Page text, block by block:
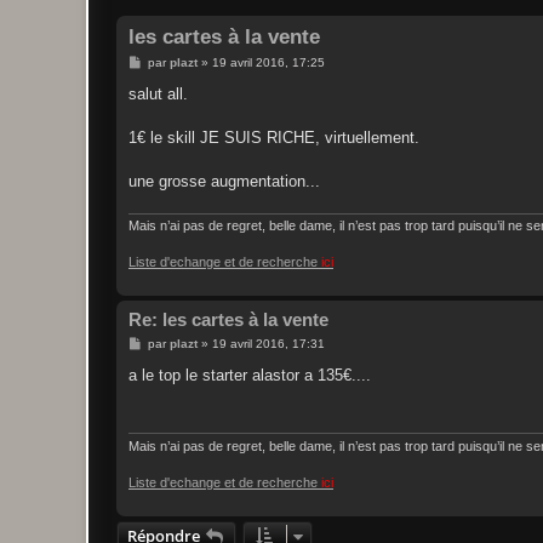
les cartes à la vente
M
s
g
parplazt» 19 avril 2016, 17:25
salut all.
1€ le skill JE SUIS RICHE, virtuellement.
une grosse augmentation...
Mais n’ai pas de regret, belle dame, il n’est pas trop tard puisqu’il ne
Liste d'echange et de recherche ici
Re: les cartes à la vente
M
s
parplazt» 19 avril 2016, 17:31
a le top le starter alastor a 135€....
Mais n’ai pas de regret, belle dame, il n’est pas trop tard puisqu’il ne
Liste d'echange et de recherche ici
Répondre